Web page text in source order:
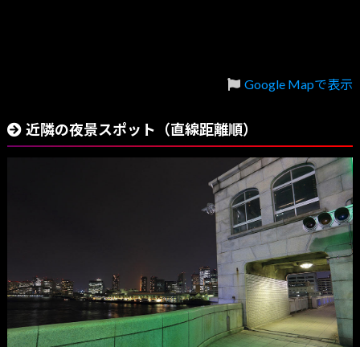
Google Mapで表示
近隣の夜景スポット（直線距離順）